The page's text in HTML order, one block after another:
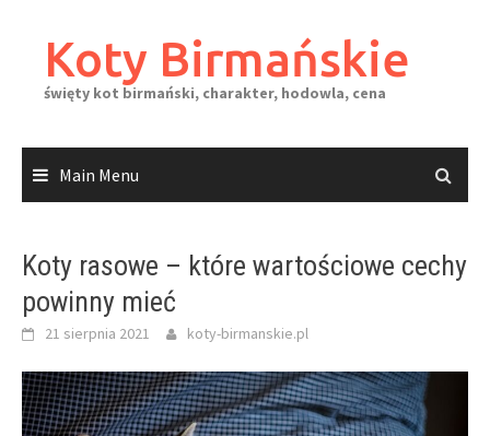
contentKoty Birmańskie
święty kot birmański, charakter, hodowla, cena
Main Menu
Koty rasowe – które wartościowe cechy
powinny mieć
21 sierpnia 2021 koty-birmanskie.pl